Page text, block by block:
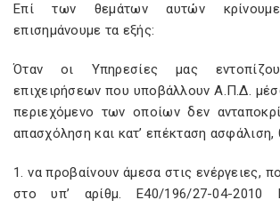
Επί των θεμάτων αυτών
επισημάνουμε τα εξής:
Όταν οι Υπηρεσίες μας
επιχειρήσεων που υποβάλλουν Α.Π.Δ.
περιεχόμενο των οποίων δεν
απασχόληση και κατ’ επέκταση ασφάλιση,
1. να προβαίνουν άμεσα στις ενέργειες,
στο υπ’ αρίθμ. Ε40/196/27-04-2010